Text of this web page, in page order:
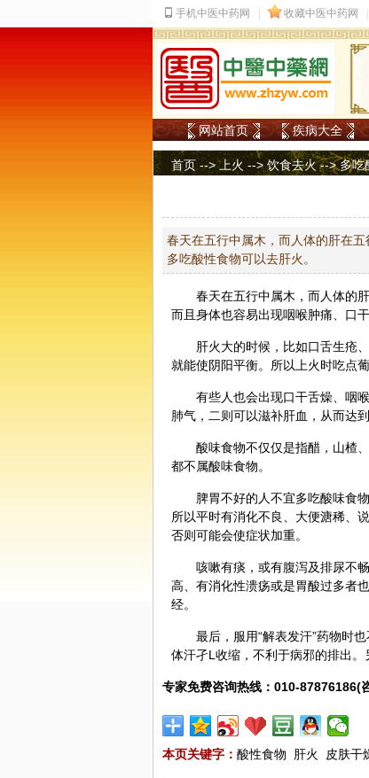
网站首页 疾病大全
首页 -->上火 -->饮食去火--> 多吃
春天在五行中属木，而人体的肝在
多吃酸性食物可以去肝火。
春天在五行中属木，而人体的
而且身体也容易出现咽喉肿痛、口
肝火大的时候，比如口舌生疮
就能使阴阳平衡。所以 上火时吃点葡
有些人也会出现口干舌燥、咽
肺气，二则可以滋补肝血，从而达到
酸味食物不仅仅是指醋，山楂、
都不属酸味食物。
脾胃不好的人不宜多吃酸味食
所以平时有消化不良、大便溏稀、
否则可能会使症状加重。
咳嗽有痰，或有腹泻及排尿不
高、有消化性溃疡或是胃酸过多者
经。
最后，服用“解表发汗”药物时
体汗孑L收缩，不利于病邪的排出。
专家免费咨询热线：010-87876186(
本页关键字： 酸性食物 肝火 皮肤干